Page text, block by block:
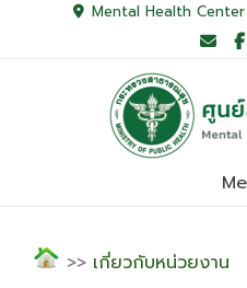
Mental Health Center
>> เกี่ยวกับหน่วยงาน